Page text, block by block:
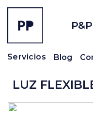
Servicios Blog
LUZ